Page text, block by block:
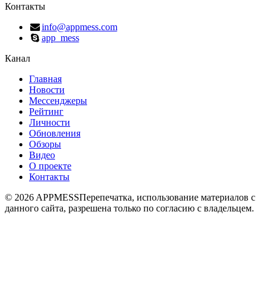
Контакты
info@appmess.com
app_mess
Канал
Главная
Новости
Мессенджеры
Рейтинг
Личности
Обновления
Обзоры
Видео
О проекте
Контакты
© 2026 APPMESSПерепечатка, использование материалов с
данного сайта, разрешена только по согласию с владельцем.